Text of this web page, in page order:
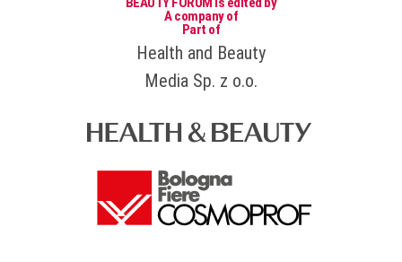
A company of
Part of
Health and Beauty
Media Sp. z o.o.